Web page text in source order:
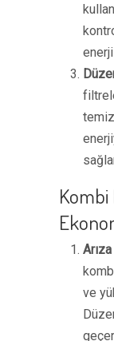
Kombi
ve